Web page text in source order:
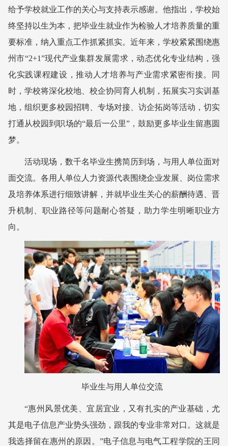
给予学校就业工作的关心与支持表示感谢。他指出，学校始
终坚持以生为本，把毕业生就业作为检验人才培养质量的重
要标准，纳入重点工作抓紧抓实。近年来，学校紧紧围绕惠
州市“2+1”现代产业集群发展需求，动态优化专业结构，强
化实践课程建设，推动人才培养与产业需求紧密衔接。同
时，学校将深化校地、校企协同育人机制，拓展实习实训基
地，组织更多校园招聘、专场对接、访企拓岗等活动，切实
打通从校园到职场的“最后一公里”，鼓励更多毕业生留惠圆
梦。
活动现场，数千名毕业生携简历到场，与用人单位面对
面交流。各用人单位人力资源代表围绕企业发展、岗位需求
及培养体系进行细致讲解，并就毕业生关心的薪酬待遇、晋
升机制、职业路径等问题耐心答疑，助力学生明晰职业方
向。
毕业生与用人单位交流
“惠州风景优美、宜居宜业，又有扎实的产业基础，尤
其是电子信息产业势头强劲，跟我的专业非常对口。这就是
我选择留在惠州的原因。”电子信息与电气工程学院的王同